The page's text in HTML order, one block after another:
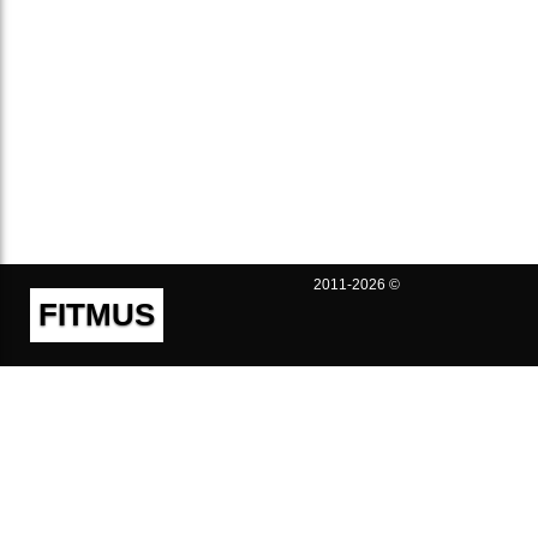
FITMUS
2011-2026 ©